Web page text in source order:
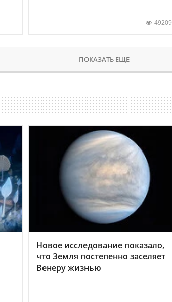
49209
ПОКАЗАТЬ ЕЩЕ
Новое исследование показало,
что Земля постепенно заселяет
Венеру жизнью